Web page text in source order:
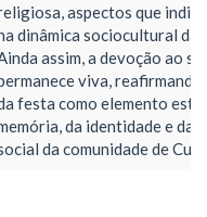
aspectos que
dinâmica sociocultural da
assim, a devoção ao
viva,
festa como elemento
da identidade e da
da comunidade de